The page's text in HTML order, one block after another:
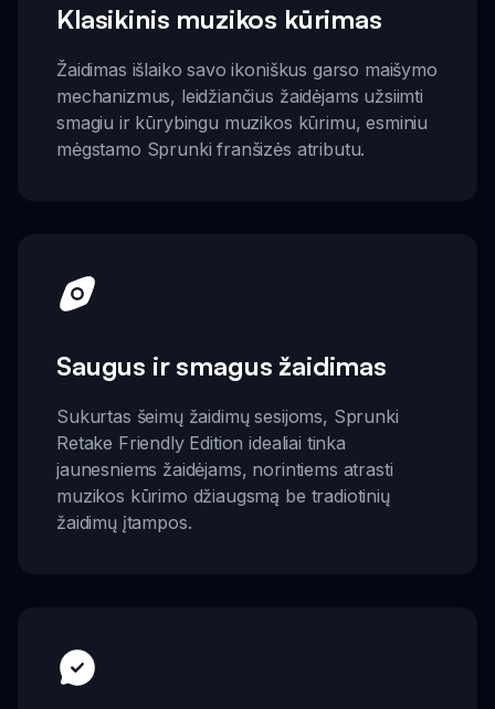
Klasikinis muzikos kūrimas
Žaidimas išlaiko savo ikoniškus garso maišymo
mechanizmus, leidžiančius žaidėjams užsiimti
smagiu ir kūrybingu muzikos kūrimu, esminiu
mėgstamo Sprunki franšizės atributu.
Saugus ir smagus žaidimas
Sukurtas šeimų žaidimų sesijoms, Sprunki
Retake Friendly Edition idealiai tinka
jaunesniems žaidėjams, norintiems atrasti
muzikos kūrimo džiaugsmą be tradiotinių
žaidimų įtampos.